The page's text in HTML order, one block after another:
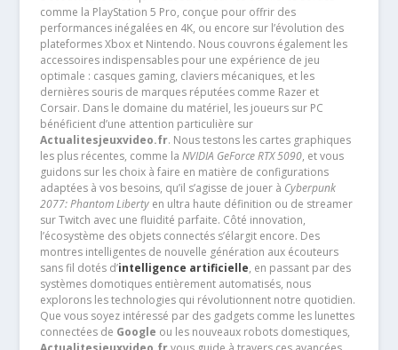
comme la PlayStation 5 Pro, conçue pour offrir des
performances inégalées en 4K, ou encore sur l’évolution des
plateformes Xbox et Nintendo. Nous couvrons également les
accessoires indispensables pour une expérience de jeu
optimale : casques gaming, claviers mécaniques, et les
dernières souris de marques réputées comme Razer et
Corsair. Dans le domaine du matériel, les joueurs sur PC
bénéficient d’une attention particulière sur
Actualitesjeuxvideo.fr. Nous testons les cartes graphiques
les plus récentes, comme la NVIDIA GeForce RTX 5090, et vous
guidons sur les choix à faire en matière de configurations
adaptées à vos besoins, qu’il s’agisse de jouer à Cyberpunk
2077: Phantom Libertyen ultra haute définition ou de streamer
sur Twitch avec une fluidité parfaite. Côté innovation,
l’écosystème des objets connectés s’élargit encore. Des
montres intelligentes de nouvelle génération aux écouteurs
sans fil dotés d’intelligence artificielle, en passant par des
systèmes domotiques entièrement automatisés, nous
explorons les technologies qui révolutionnent notre quotidien.
Que vous soyez intéressé par des gadgets comme les lunettes
connectées de Google ou les nouveaux robots domestiques,